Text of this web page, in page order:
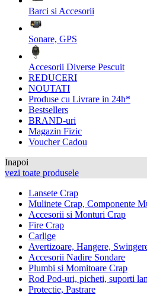
Barci si Accesorii
Sonare, GPS
Accesorii Diverse Pescuit
REDUCERI
NOUTATI
Produse cu Livrare in 24h*
Bestsellers
BRAND-uri
Magazin Fizic
Voucher Cadou
Inapoi
vezi toate produsele
Lansete Crap
Mulinete Crap, Componente
Accesorii si Monturi Crap
Fire Crap
Carlige
Avertizoare, Hangere,
Accesorii Nadire Sondare
Plumbi si Momitoare Crap
Rod Pod-uri, picheti, suporti
Protectie, Pastrare